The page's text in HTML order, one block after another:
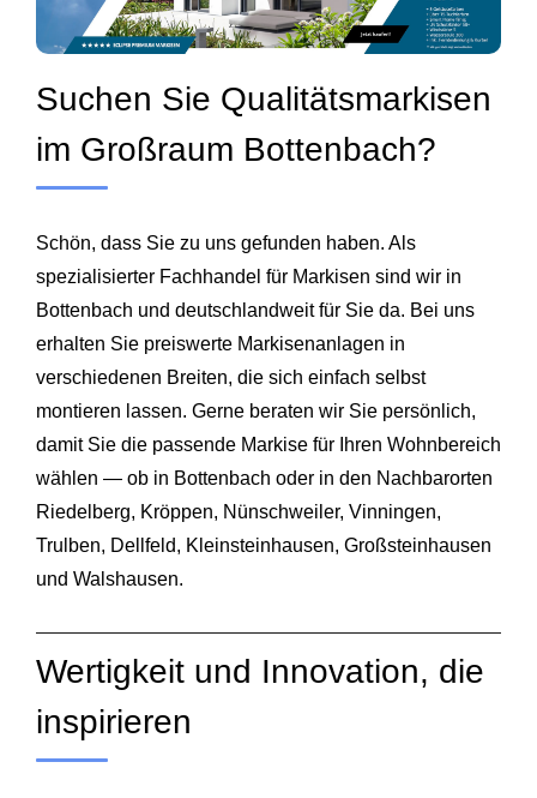
Suchen Sie Qualitätsmarkisen
im Großraum Bottenbach?
Schön, dass Sie zu uns gefunden haben. Als
spezialisierter Fachhandel für Markisen sind wir in
Bottenbach und deutschlandweit für Sie da. Bei uns
erhalten Sie preiswerte Markisenanlagen in
verschiedenen Breiten, die sich einfach selbst
montieren lassen. Gerne beraten wir Sie persönlich,
damit Sie die passende Markise für Ihren Wohnbereich
wählen — ob in Bottenbach oder in den Nachbarorten
Riedelberg, Kröppen, Nünschweiler, Vinningen,
Trulben, Dellfeld, Kleinsteinhausen, Großsteinhausen
und Walshausen.
Wertigkeit und Innovation, die
inspirieren